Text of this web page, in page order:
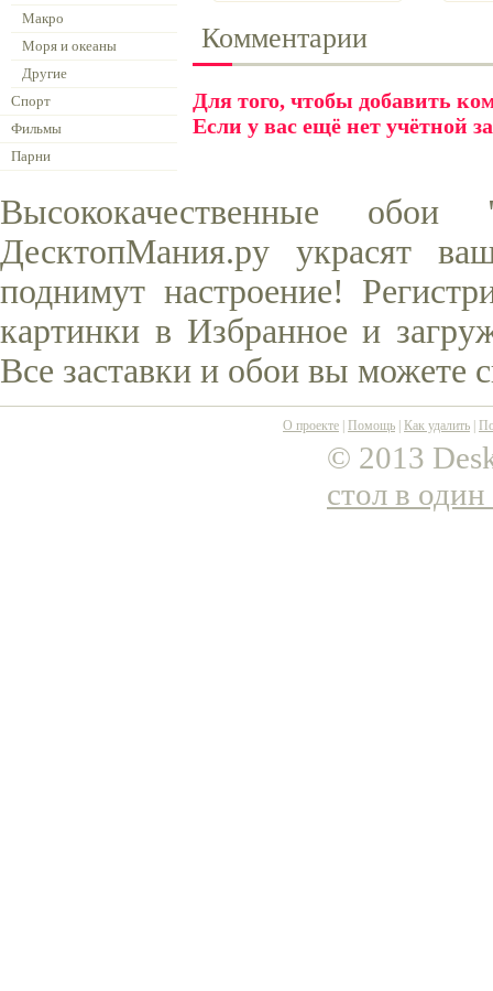
Макро
Моря и океаны
Другие
Спорт
Фильмы
Парни
Комментарии
Для того, чтобы добавить
Если у вас ещё нет учётной
Высококачественные
ДесктопМания.ру украсят
поднимут настроение!
картинки в Избранное и
Все заставки и обои вы можете
О проекте Помощь Как удалить
© 2013
стол в